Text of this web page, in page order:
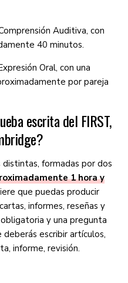
Auditiva, con
40 minutos.
Oral, con una
por pareja
escrita del FIRST,
formadas por dos
1 hora y
que puedas producir
informes, reseñas y
y una pregunta
escribir artículos,
informe, revisión.